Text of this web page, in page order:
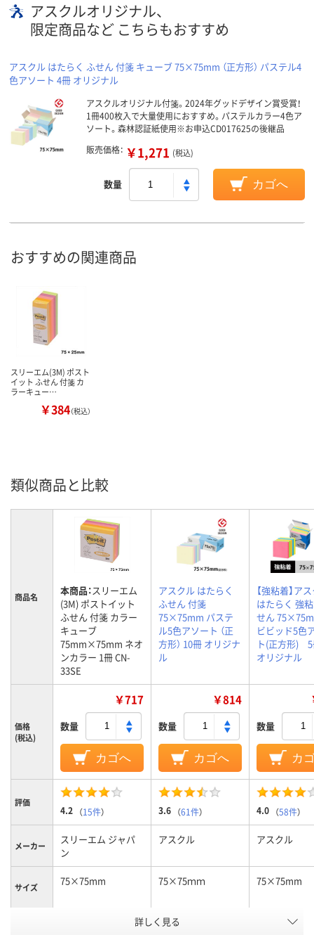
アスクルオリジナル、
限定商品など こちらもおすすめ
アスクル はたらく ふせん 付箋 キューブ 75×75mm （正方形） パステル4
色アソート 4冊 オリジナル
アスクルオリジナル付箋。2024年グッドデザイン賞受賞！
1冊400枚入で大量使用におすすめ。パステルカラー4色ア
ソート。森林認証紙使用※お申込CD017625の後継品
販売価格： ￥1,271 (税込)
数量 カゴへ
おすすめの関連商品
スリーエム(3M) ポスト
イット ふせん 付箋 カ
ラーキュー…
￥384（税込）
類似商品と比較
商品名 本商品：スリーエム
(3M) ポストイット
ふせん 付箋 カラー
キューブ
75mm×75mm ネオ
ンカラー 1冊 CN-
33SE
アスクル はたらく
ふせん 付箋
75×75mm パステ
ル5色アソート （正
方形） 10冊 オリジナ
ル
【強粘着】ア
はたらく 強
せん
ビビッド5色
ト(正方形)
オリジナル
価格
(税込)
￥717
数量
カゴへ
￥814
数量
カゴへ
数量
カ
評価
4.2 （15件） 3.6 （61件） 4.0 （58件）
メーカー
スリーエム ジャパ
ン
アスクル アスクル
サイズ 75×75mm 75×75ｍｍ 75×75mm
イエロー系、オレン
オレンジ系
詳しく見る